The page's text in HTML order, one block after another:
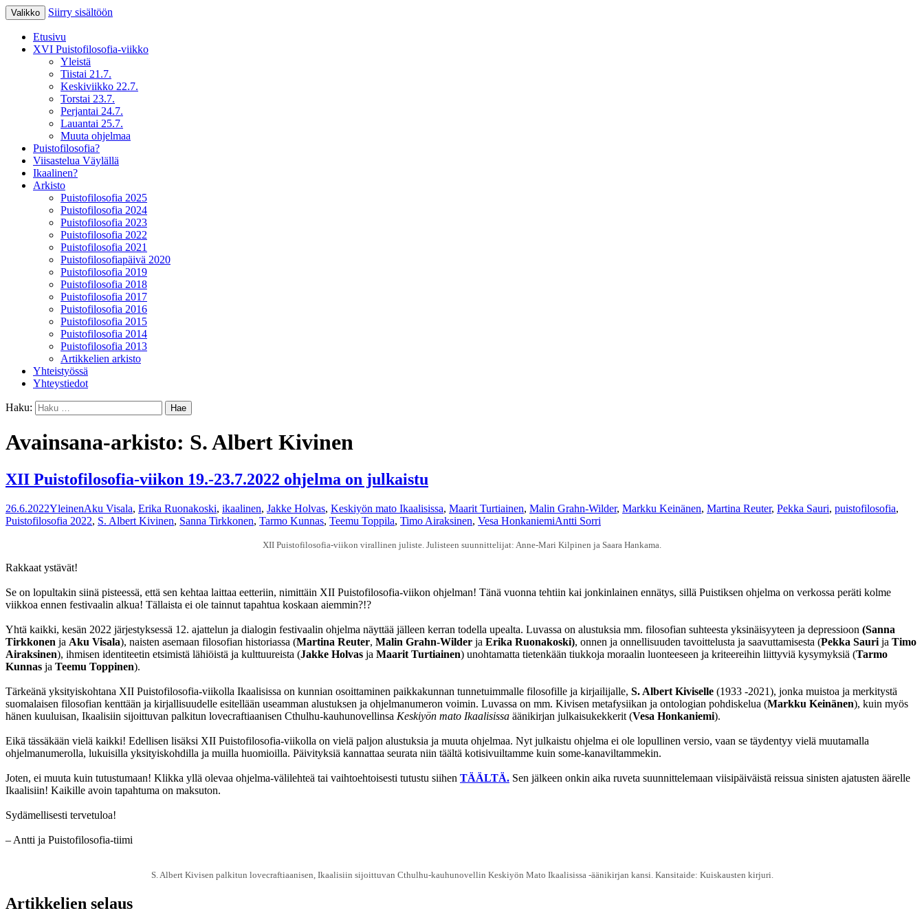
Puistofilosofia
Valikko Siirry sisältöön
Etusivu
XVI Puistofilosofia-viikko
Yleistä
Tiistai 21.7.
Keskiviikko 22.7.
Torstai 23.7.
Perjantai 24.7.
Lauantai 25.7.
Muuta ohjelmaa
Puistofilosofia?
Viisastelua Väylällä
Ikaalinen?
Arkisto
Puistofilosofia 2025
Puistofilosofia 2024
Puistofilosofia 2023
Puistofilosofia 2022
Puistofilosofia 2021
Puistofilosofiapäivä 2020
Puistofilosofia 2019
Puistofilosofia 2018
Puistofilosofia 2017
Puistofilosofia 2016
Puistofilosofia 2015
Puistofilosofia 2014
Puistofilosofia 2013
Artikkelien arkisto
Yhteistyössä
Yhteystiedot
Haku:
Avainsana-arkisto: S. Albert Kivinen
XII Puistofilosofia-viikon 19.-23.7.2022 ohjelma on julkaistu
26.6.2022YleinenAku Visala, Erika Ruonakoski, ikaalinen, Jakke Holvas, Keskiyön mato Ikaalisissa, Maarit Turtiainen, Malin Grahn-Wilder, Markku Keinänen, Martina Reuter, Pekka Sauri, puistofilosofia,
Puistofilosofia 2022, S. Albert Kivinen, Sanna Tirkkonen, Tarmo Kunnas, Teemu Toppila, Timo Airaksinen, Vesa HonkaniemiAntti Sorri
XII Puistofilosofia-viikon virallinen juliste. Julisteen suunnittelijat: Anne-Mari Kilpinen ja Saara Hankama.
Rakkaat ystävät!
Se on lopultakin siinä pisteessä, että sen kehtaa laittaa eetteriin, nimittäin XII Puistofilosofia-viikon ohjelman! Tänä vuonna tehtiin kai jonkinlainen ennätys, sillä Puistiksen ohjelma on verkossa peräti kolme
viikkoa ennen festivaalin alkua! Tällaista ei ole tainnut tapahtua koskaan aiemmin?!?
Yhtä kaikki, kesän 2022 järjestyksessä 12. ajattelun ja dialogin festivaalin ohjelma näyttää jälleen kerran todella upealta. Luvassa on alustuksia mm. filosofian suhteesta yksinäisyyteen ja depressioon (Sanna
Tirkkonen ja Aku Visala), naisten asemaan filosofian historiassa (Martina Reuter, Malin Grahn-Wilder ja Erika Ruonakoski), onnen ja onnellisuuden tavoittelusta ja saavuttamisesta (Pekka Sauri ja Timo
Airaksinen), ihmisen identiteetin etsimistä lähiöistä ja kulttuureista (Jakke Holvas ja Maarit Turtiainen) unohtamatta tietenkään tiukkoja moraalin luonteeseen ja kriteereihin liittyviä kysymyksiä (Tarmo
Kunnas ja Teemu Toppinen).
Tärkeänä yksityiskohtana XII Puistofilosofia-viikolla Ikaalisissa on kunnian osoittaminen paikkakunnan tunnetuimmalle filosofille ja kirjailijalle, S. Albert Kiviselle (1933 -2021), jonka muistoa ja merkitystä
suomalaisen filosofian kenttään ja kirjallisuudelle esitellään useamman alustuksen ja ohjelmanumeron voimin. Luvassa on mm. Kivisen metafysiikan ja ontologian pohdiskelua (Markku Keinänen), kuin myös
hänen kuuluisan, Ikaalisiin sijoittuvan palkitun lovecraftiaanisen Cthulhu-kauhunovellinsa Keskiyön mato Ikaalisissa äänikirjan julkaisukekkerit (Vesa Honkaniemi).
Eikä tässäkään vielä kaikki! Edellisen lisäksi XII Puistofilosofia-viikolla on vielä paljon alustuksia ja muuta ohjelmaa. Nyt julkaistu ohjelma ei ole lopullinen versio, vaan se täydentyy vielä muutamalla
ohjelmanumerolla, lukuisilla yksityiskohdilla ja muilla huomioilla. Päivityksiä kannattaa seurata niin täältä kotisivuiltamme kuin some-kanaviltammekin.
Joten, ei muuta kuin tutustumaan! Klikka yllä olevaa ohjelma-välilehteä tai vaihtoehtoisesti tutustu siihen TÄÄLTÄ. Sen jälkeen onkin aika ruveta suunnittelemaan viisipäiväistä reissua sinisten ajatusten äärelle
Ikaalisiin! Kaikille avoin tapahtuma on maksuton.
Sydämellisesti tervetuloa!
– Antti ja Puistofilosofia-tiimi
S. Albert Kivisen palkitun lovecraftiaanisen, Ikaalisiin sijoittuvan Cthulhu-kauhunovellin Keskiyön Mato Ikaalisissa -äänikirjan kansi. Kansitaide: Kuiskausten kirjuri.
Artikkelien selaus